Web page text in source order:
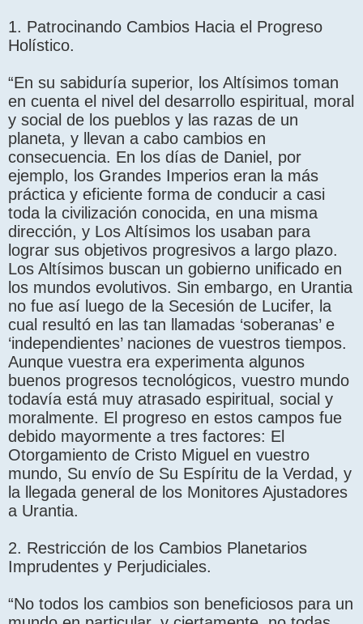
1. Patrocinando Cambios Hacia el Progreso
Holístico.
“En su sabiduría superior, los Altísimos toman
en cuenta el nivel del desarrollo espiritual, moral
y social de los pueblos y las razas de un
planeta, y llevan a cabo cambios en
consecuencia. En los días de Daniel, por
ejemplo, los Grandes Imperios eran la más
práctica y eficiente forma de conducir a casi
toda la civilización conocida, en una misma
dirección, y Los Altísimos los usaban para
lograr sus objetivos progresivos a largo plazo.
Los Altísimos buscan un gobierno unificado en
los mundos evolutivos. Sin embargo, en Urantia
no fue así luego de la Secesión de Lucifer, la
cual resultó en las tan llamadas ‘soberanas’ e
‘independientes’ naciones de vuestros tiempos.
Aunque vuestra era experimenta algunos
buenos progresos tecnológicos, vuestro mundo
todavía está muy atrasado espiritual, social y
moralmente. El progreso en estos campos fue
debido mayormente a tres factores: El
Otorgamiento de Cristo Miguel en vuestro
mundo, Su envío de Su Espíritu de la Verdad, y
la llegada general de los Monitores Ajustadores
a Urantia.
2. Restricción de los Cambios Planetarios
Imprudentes y Perjudiciales.
“No todos los cambios son beneficiosos para un